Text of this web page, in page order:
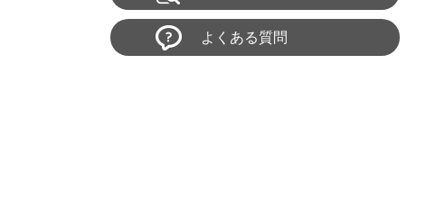
よくある質問